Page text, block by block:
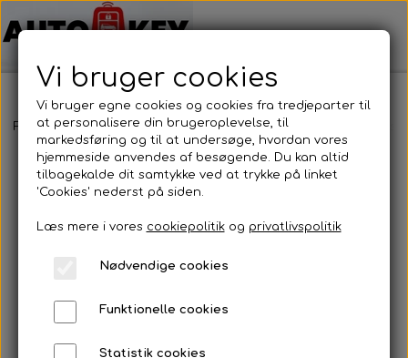
Forside Bilnøgler Peugeot Nøglehus Peugeot - Nøglehus
Vi bruger cookies
Vi bruger egne cookies og cookies fra tredjeparter til
at personalisere din brugeroplevelse, til
markedsføring og til at undersøge, hvordan vores
hjemmeside anvendes af besøgende. Du kan altid
tilbagekalde dit samtykke ved at trykke på linket
'Cookies' nederst på siden.
Læs mere i vores cookiepolitikog privatlivspolitik
Nødvendige cookies
Funktionelle cookies
Statistik cookies